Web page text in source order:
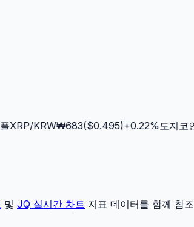
XRP/KRW₩683($0.495)+0.22%도지코인
및 JQ 실시간 차트 지표 데이터를 함께 참